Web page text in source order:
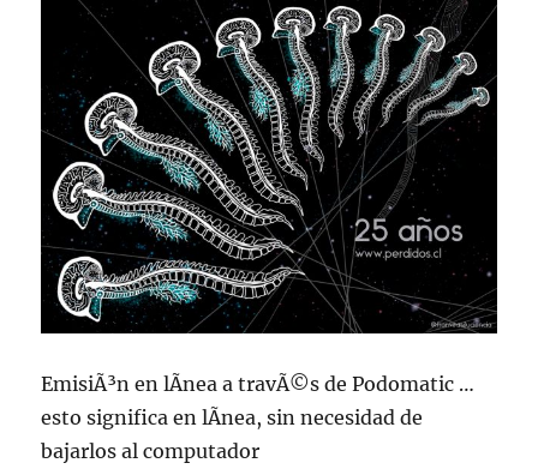
EmisiÃ³n en lÃ­nea a travÃ©s de Podomatic …
esto significa en lÃ­nea, sin necesidad de
bajarlos al computador